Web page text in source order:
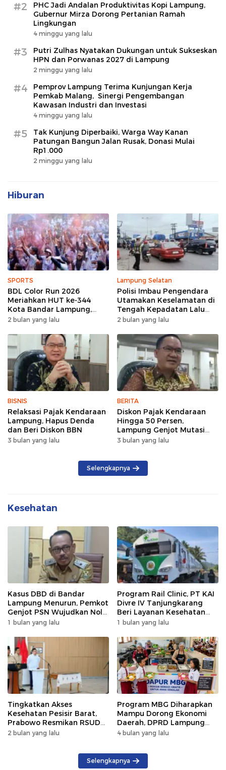
#2
PHC Jadi Andalan Produktivitas Kopi Lampung,
Gubernur Mirza Dorong Pertanian Ramah
Lingkungan
4 minggu yang lalu
#3
Putri Zulhas Nyatakan Dukungan untuk Sukseskan
HPN dan Porwanas 2027 di Lampung
2 minggu yang lalu
#4
Pemprov Lampung Terima Kunjungan Kerja
Pemkab Malang, Sinergi Pengembangan
Kawasan Industri dan Investasi
4 minggu yang lalu
#5
Tak Kunjung Diperbaiki, Warga Way Kanan
Patungan Bangun Jalan Rusak, Donasi Mulai
Rp1.000
2 minggu yang lalu
Hiburan
SPORTS
BDL Color Run 2026
Meriahkan HUT ke-344
Kota Bandar Lampung,
Wujud Semangat Sehat
2 bulan yang lalu
Lampung Selatan
Polisi Imbau Pengendara
Utamakan Keselamatan di
Tengah Kepadatan Lalu
Lintas Pagi Hari
2 bulan yang lalu
BISNIS
Relaksasi Pajak Kendaraan
Lampung, Hapus Denda
dan Beri Diskon BBN
3 bulan yang lalu
BERITA
Diskon Pajak Kendaraan
Hingga 50 Persen,
Lampung Genjot Mutasi
Kendaraan Luar Daerah
3 bulan yang lalu
Selengkapnya
Kesehatan
Kasus DBD di Bandar
Lampung Menurun, Pemkot
Genjot PSN Wujudkan Nol
Kematian
1 bulan yang lalu
Program Rail Clinic, PT KAI
Divre IV Tanjungkarang
Beri Layanan Kesehatan
Gratis 250 Warga
1 bulan yang lalu
Tingkatkan Akses
Kesehatan Pesisir Barat,
Prabowo Resmikan RSUD
KH Muhammad Thohir
2 bulan yang lalu
Program MBG Diharapkan
Mampu Dorong Ekonomi
Daerah, DPRD Lampung
Tekankan Pemanfaatan
4 bulan yang lalu
Selengkapnya